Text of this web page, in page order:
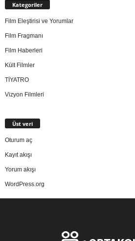
Kategoriler
Film Eleştirisi ve Yorumlar
Film Fragmanı
Film Haberleri
Kült Filmler
TİYATRO
Vizyon Filmleri
Üst veri
Oturum aç
Kayıt akışı
Yorum akışı
WordPress.org